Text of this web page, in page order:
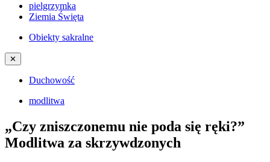
pielgrzymka
Ziemia Święta
Obiekty sakralne
✕
Duchowość
modlitwa
„Czy zniszczonemu nie poda się ręki?”
Modlitwa za skrzywdzonych